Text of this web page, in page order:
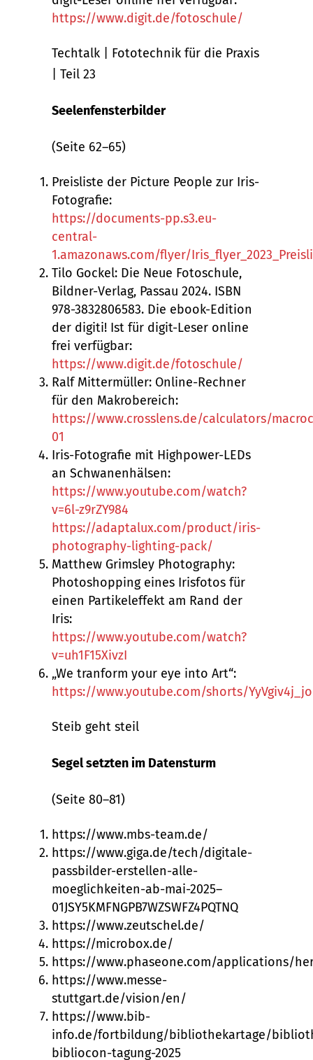
https://www.digit.de/fotoschule/
Techtalk | Fototechnik für die Praxis
| Teil 23
Seelenfensterbilder
(Seite 62–65)
Preisliste der Picture People zur Iris-
Fotografie:
https://documents-pp.s3.eu-
central-
1.amazonaws.com/flyer/
Tilo Gockel: Die Neue Fotoschule,
Bildner-Verlag, Passau 2024. ISBN
‎978-3832806583. Die ebook-Edition
der digiti! Ist für digit-Leser online
frei verfügbar:
https://www.digit.de/fotoschule/
Ralf Mittermüller: Online-Rechner
für den Makrobereich:
https://www.crosslens.de/calculators/
01
Iris-Fotografie mit Highpower-LEDs
an Schwanenhälsen:
https://www.youtube.com/watch?
v=6l-z9rZY984
https://adaptalux.com/product/iris-
photography-lighting-pack/
Matthew Grimsley Photography:
Photoshopping eines Irisfotos für
einen Partikeleffekt am Rand der
Iris:
https://www.youtube.com/watch?
v=uh1F15XivzI
„We tranform your eye into Art“:
https://www.youtube.com/shorts/YyVgiv4j_jo
Steib geht steil
Segel setzten im Datensturm
(Seite 80–81)
https://www.mbs-team.de/
https://www.giga.de/tech/digitale-
passbilder-erstellen-alle-
moeglichkeiten-ab-mai-2025–
01JSY5KMFNGPB7WZSWFZ4PQTNQ
https://www.zeutschel.de/
https://microbox.de/
https://www.phaseone.com/applications/
https://www.messe-
stuttgart.de/vision/en/
https://www.bib-
info.de/fortbildung/bibliothekartage/
bibliocon-tagung-2025